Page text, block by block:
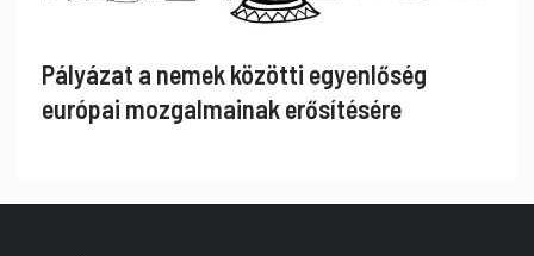
Pályázat a nemek közötti egyenlőség
európai mozgalmainak erősítésére